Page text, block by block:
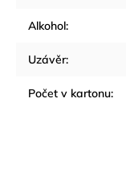
Alkohol:
Uzávěr:
Počet v kartonu: